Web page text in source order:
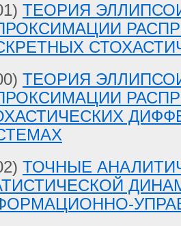
ТЕОРИЯ
ТЕОРИЯ
ТОЧНЫЕ